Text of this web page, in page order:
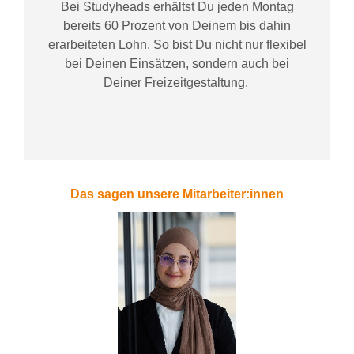
Bei Studyheadserhältst Du jeden Montag
bereits 60 Prozent von Deinem bis dahin
erarbeiteten Lohn. So bist Du nicht nur flexibel
bei Deinen Einsätzen, sondern auch bei
DeinerFreizeitgestaltung.
Das sagen unsere Mitarbeiter:innen